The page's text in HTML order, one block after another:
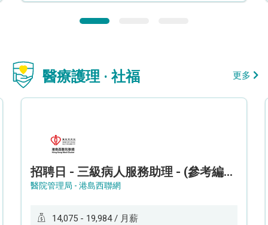
醫療護理 · 社福 更多
招聘日 - 三級病人服務助理 - (參考編號: HKWCS260107)
醫院管理局 - 港島西聯網
14,075 - 19,984 / 月薪